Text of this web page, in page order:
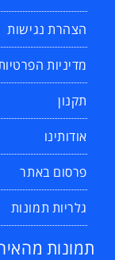
הצהרת נגישות
מדיניות
תקנון
אודותינו
פרסום באתר
גלריות תמונות
תמונות